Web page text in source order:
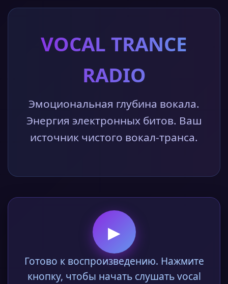
VOCAL TRANCE
RADIO
Эмоциональная глубина вокала.
Энергия электронных битов. Ваш
источник чистого вокал-транса.
▶
Готово к воспроизведению. Нажмите
кнопку, чтобы начать слушать vocal